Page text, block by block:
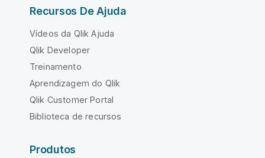
Recursos De Ajuda
Vídeos da Qlik Ajuda
Qlik Developer
Treinamento
Aprendizagem do Qlik
Qlik Customer Portal
Biblioteca de recursos
Produtos